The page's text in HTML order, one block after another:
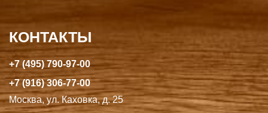
КОНТАКТЫ
+7 (495) 790-97-00
+7 (916) 306-77-00
Москва, ул. Каховка, д. 25